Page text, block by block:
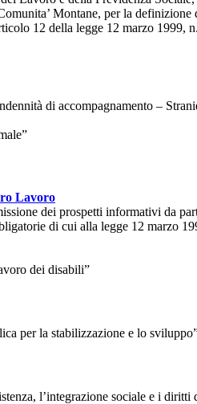
Montane, per la
12 della legge 12 marzo 1999,
di accompagnamento –
Lavoro
dei prospetti informativi da
di cui alla legge 12 marzo
dei disabili”
per la stabilizzazione e lo
l’integrazione sociale e i diritti